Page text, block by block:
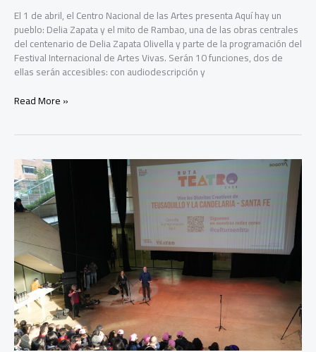
El 1 de abril, el Centro Nacional de las Artes presenta Aquí hay un
pueblo: Delia Zapata y el mito de Rambao, una de las obras centrales
del centenario de Delia Zapata Olivella y parte de la programación del
Festival Internacional de Artes Vivas. Serán 10 funciones, dos de
ellas serán accesibles: con audiodescripción y
Aquí
la
obra
de
teatro
que
llega
al
FIAV
Read More »